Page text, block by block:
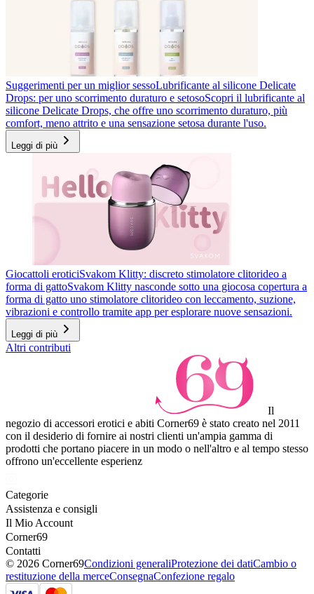
Suggerimenti per un miglior sessoLubrificante al silicone Delicate
Drops: per uno scorrimento duraturo e setosoScopri il lubrificante al
silicone Delicate Drops, che offre uno scorrimento duraturo, più
comfort, meno attrito e una sensazione setosa durante l'uso.
Leggi di più
Giocattoli eroticiSvakom Klitty: discreto stimolatore clitorideo a
forma di gattoSvakom Klitty nasconde sotto una giocosa copertura a
forma di gatto uno stimolatore clitorideo con leccamento, suzione,
vibrazioni e controllo tramite app per esplorare nuove sensazioni.
Leggi di più
Altri contributi
Il
negozio di accessori erotici e abiti Corner69 è stato creato nel 2011
con il desiderio di fornire ai nostri clienti un'ampia gamma di
prodotti che portano piacere in un modo o nell'altro e al tempo stesso
offrono un'eccellente esperienz
Categorie
Assistenza e consigli
Il Mio Account
Corner69
Contatti
© 2026 Corner69Condizioni generaliProtezione dei datiCambio o
restituzione della merceConsegnaConfezione regalo